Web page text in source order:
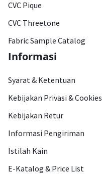
CVC Pique
CVC Threetone
Fabric Sample Catalog
Informasi
Syarat & Ketentuan
Kebijakan Privasi & Cookies
Kebijakan Retur
Informasi Pengiriman
Istilah Kain
E-Katalog & Price List